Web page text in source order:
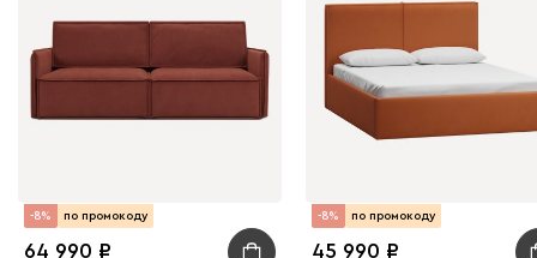
-8% по промокоду
64 990
-8% по промокоду
45 990